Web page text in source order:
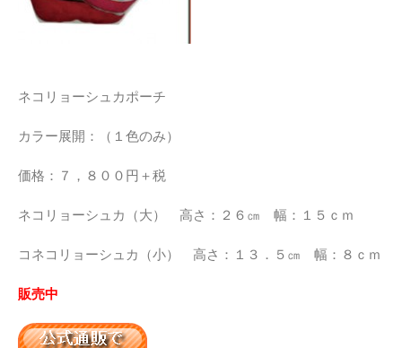
ネコリョーシュカポーチ
カラー展開：（１色のみ）
価格：７，８００円＋税
ネコリョーシュカ（大） 高さ：２６㎝ 幅：１５ｃｍ
コネコリョーシュカ（小） 高さ：１３．５㎝ 幅：８ｃｍ
販売中